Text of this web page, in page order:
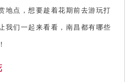
地点，想要趁着花期前去游玩打
我们一起来看看，南昌都有哪些